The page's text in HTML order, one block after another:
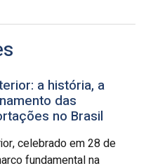
a história, a
das
no Brasil
celebrado em 28 de
fundamental na